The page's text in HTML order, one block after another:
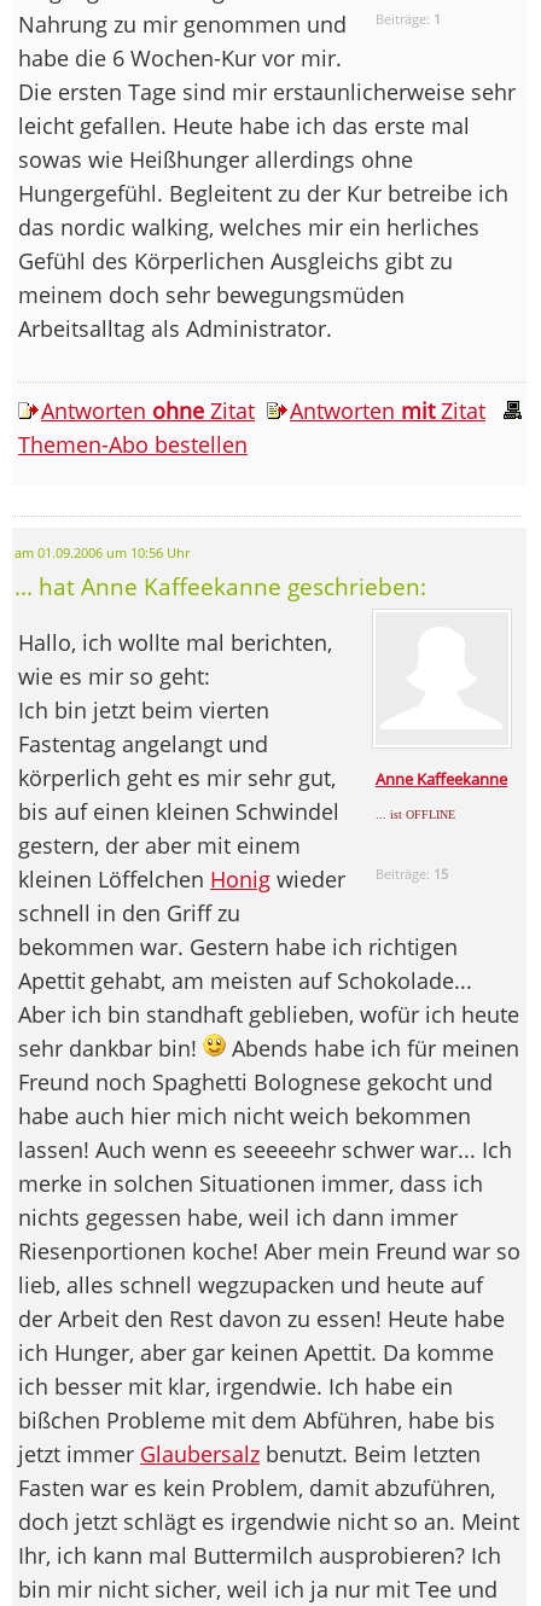
Beiträge: 1
Nahrung zu mir genommen und
habe die 6 Wochen-Kur vor mir.
Die ersten Tage sind mir erstaunlicherweise sehr
leicht gefallen. Heute habe ich das erste mal
sowas wie Heißhunger allerdings ohne
Hungergefühl. Begleitent zu der Kur betreibe ich
das nordic walking, welches mir ein herliches
Gefühl des Körperlichen Ausgleichs gibt zu
meinem doch sehr bewegungsmüden
Arbeitsalltag als Administrator.
Antworten ohne Zitat Antworten mitZitat
Themen-Abo bestellen
am 01.09.2006 um 10:56 Uhr
... hat Anne Kaffeekanne geschrieben:
Anne Kaffeekanne
... ist OFFLINE
Beiträge: 15
Hallo, ich wollte mal berichten,
wie es mir so geht:
Ich bin jetzt beim vierten
Fastentag angelangt und
körperlich geht es mir sehr gut,
bis auf einen kleinen Schwindel
gestern, der aber mit einem
kleinen Löffelchen Honig wieder
schnell in den Griff zu
bekommen war. Gestern habe ich richtigen
Apettit gehabt, am meisten auf Schokolade...
Aber ich bin standhaft geblieben, wofür ich heute
sehr dankbar bin!
Abends habe ich für meinen
Freund noch Spaghetti Bolognese gekocht und
habe auch hier mich nicht weich bekommen
lassen! Auch wenn es seeeeehr schwer war... Ich
merke in solchen Situationen immer, dass ich
nichts gegessen habe, weil ich dann immer
Riesenportionen koche! Aber mein Freund war so
lieb, alles schnell wegzupacken und heute auf
der Arbeit den Rest davon zu essen! Heute habe
ich Hunger, aber gar keinen Apettit. Da komme
ich besser mit klar, irgendwie. Ich habe ein
bißchen Probleme mit dem Abführen, habe bis
jetzt immer Glaubersalz benutzt. Beim letzten
Fasten war es kein Problem, damit abzuführen,
doch jetzt schlägt es irgendwie nicht so an. Meint
Ihr, ich kann mal Buttermilch ausprobieren? Ich
bin mir nicht sicher, weil ich ja nur mit Tee und